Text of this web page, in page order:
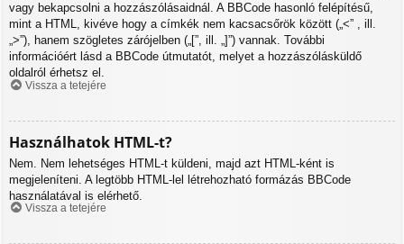
vagy bekapcsolni a hozzászólásaidnál. A BBCode hasonló felépítésű,
mint a HTML, kivéve hogy a címkék nem kacsacsőrök között („<” , ill.
„>”), hanem szögletes zárójelben („[”, ill. „]”) vannak. További
információért lásd a BBCode útmutatót, melyet a hozzászólásküldő
oldalról érhetsz el.
Vissza a tetejére
Használhatok HTML-t?
Nem. Nem lehetséges HTML-t küldeni, majd azt HTML-ként is
megjeleníteni. A legtöbb HTML-lel létrehozható formázás BBCode
használatával is elérhető.
Vissza a tetejére